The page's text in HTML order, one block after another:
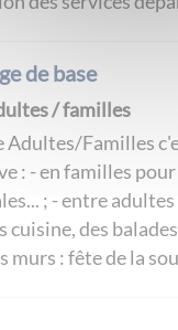
de base
/ familles
Adultes/Familles
: - en familles
; - entre
cuisine, des
murs : fête de la